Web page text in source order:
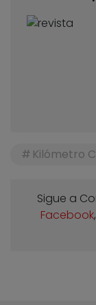
Kilómetro
Sigue a
Facebook,